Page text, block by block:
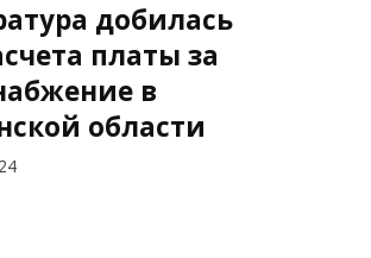
добилась
платы за
в
области